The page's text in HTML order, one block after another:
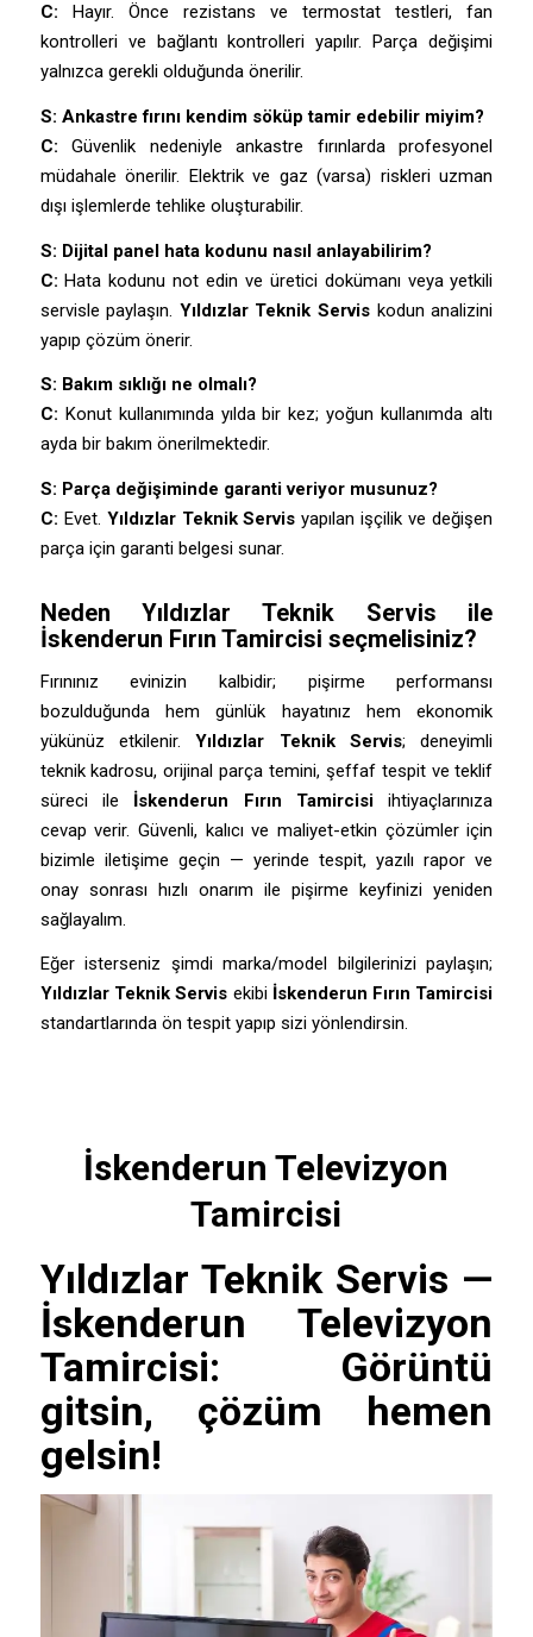
C: Hayır. Önce rezistans ve termostat testleri, fan
kontrolleri ve bağlantı kontrolleri yapılır. Parça değişimi
yalnızca gerekli olduğunda önerilir.
S: Ankastre fırını kendim söküp tamir edebilir miyim?
C: Güvenlik nedeniyle ankastre fırınlarda profesyonel
müdahale önerilir. Elektrik ve gaz (varsa) riskleri uzman
dışı işlemlerde tehlike oluşturabilir.
S: Dijital panel hata kodunu nasıl anlayabilirim?
C: Hata kodunu not edin ve üretici dokümanı veya yetkili
servisle paylaşın. Yıldızlar Teknik Servis kodun analizini
yapıp çözüm önerir.
S: Bakım sıklığı ne olmalı?
C: Konut kullanımında yılda bir kez; yoğun kullanımda altı
ayda bir bakım önerilmektedir.
S: Parça değişiminde garanti veriyor musunuz?
C: Evet. Yıldızlar Teknik Servis yapılan işçilik ve değişen
parça için garanti belgesi sunar.
NedenYıldızlar Teknik Servis ile
İskenderun Fırın Tamircisi seçmelisiniz?
Fırınınız evinizin kalbidir; pişirme performansı
bozulduğunda hem günlük hayatınız hem ekonomik
yükünüz etkilenir.Yıldızlar Teknik Servis; deneyimli
teknik kadrosu, orijinal parça temini, şeffaf tespit ve teklif
süreci ile İskenderun Fırın Tamircisi ihtiyaçlarınıza
cevap verir. Güvenli, kalıcı ve maliyet-etkin çözümler için
bizimle iletişime geçin — yerinde tespit, yazılı rapor ve
onay sonrası hızlı onarım ile pişirme keyfinizi yeniden
sağlayalım.
Eğer isterseniz şimdi marka/model bilgilerinizi paylaşın;
Yıldızlar Teknik Servis ekibi İskenderun Fırın Tamircisi
standartlarında ön tespit yapıp sizi yönlendirsin.
İskenderun Televizyon
Tamircisi
Yıldızlar Teknik Servis —
İskenderun Televizyon
Tamircisi: Görüntü
gitsin, çözüm hemen
gelsin!